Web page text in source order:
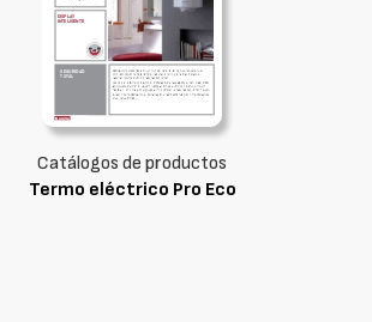
Catálogos de productos
Termo eléctrico Pro Eco